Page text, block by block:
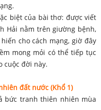
biệt của bài thơ: được viết
Hải nằm trên giường bệnh,
cho cách mạng, giờ đây
mong mỏi có thể tiếp tục
cuộc đời này.
đất nước (Khổ 1)
bức tranh thiên nhiên mùa